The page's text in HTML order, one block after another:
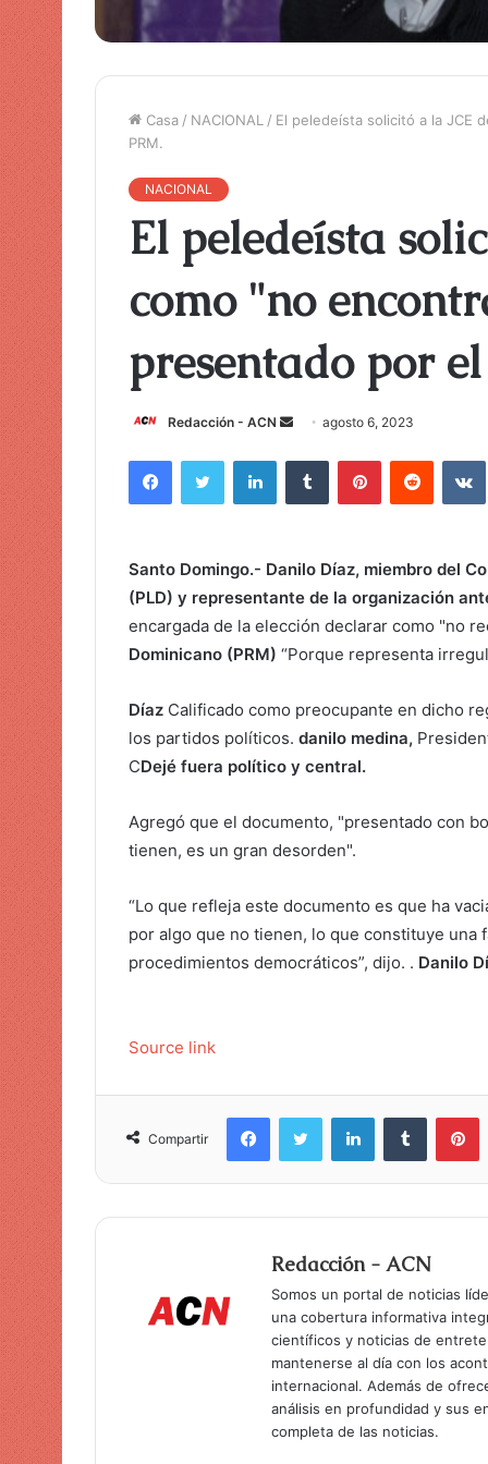
Casa / NACIONAL / El peledeísta solicitó a la JCE
PRM.
NACIONAL
El peledeísta
como "no
presentado por
Redacción - ACN
i
u
n
c
o
r
e
o
ó
n
agosto 6, 2023
Santo Domingo.- Danilo Díaz, miembro del
(PLD) y representante de la organización
encargada de la elección declarar como "no
Dominicano (PRM) “Porque representa
Díaz Calificado como preocupante en dicho
los partidos políticos. danilo medina,
CDejé fuera político y central.
Agregó que el documento, "presentado con
tienen, es un gran desorden".
“Lo que refleja este documento es que ha
por algo que no tienen, lo que constituye una
procedimientos democráticos”, dijo. . Danilo
Source link
Compartir
Redacción - ACN
Somos un portal de noticias
una cobertura informativa
científicos y noticias de
mantenerse al día con los
internacional. Además de
análisis en profundidad y sus
completa de las noticias.